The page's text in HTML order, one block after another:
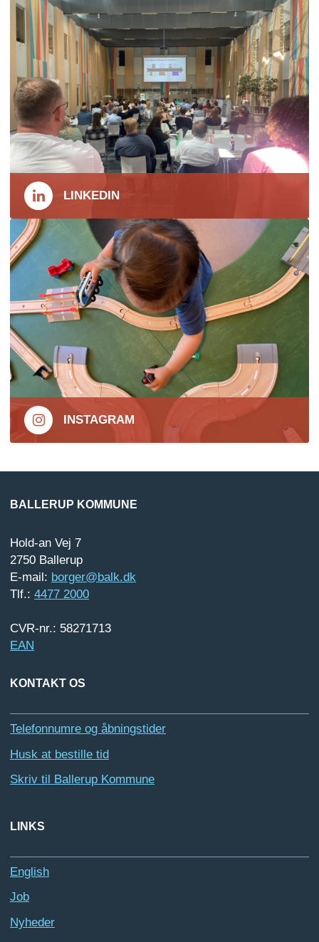
LINKEDIN
INSTAGRAM
BALLERUP KOMMUNE
Hold-an Vej 7
2750 Ballerup
E-mail: borger@balk.dk
Tlf.: 4477 2000
CVR-nr.: 58271713
EAN
KONTAKT OS
Telefonnumre og åbningstider
Husk at bestille tid
Skriv til Ballerup Kommune
LINKS
English
Job
Nyheder